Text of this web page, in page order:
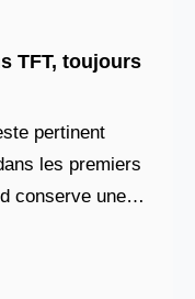
TFT, toujours
pertinent
les premiers
conserve une